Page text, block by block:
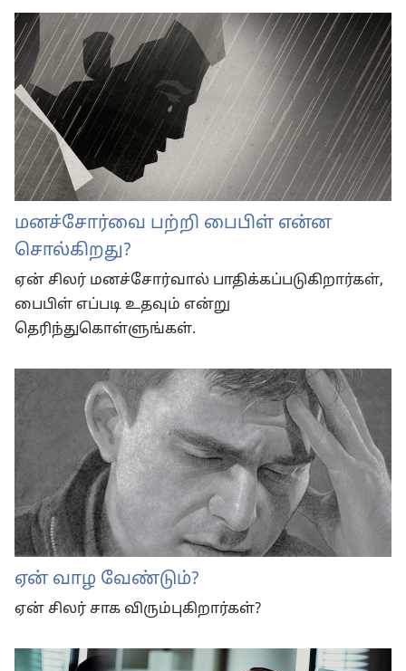
மனச்சோர்வை பற்றி பைபிள் என்ன
சொல்கிறது?
ஏன் சிலர் மனச்சோர்வால் பாதிக்கப்படுகிறார்கள்,
பைபிள் எப்படி உதவும் என்று
தெரிந்துகொள்ளுங்கள்.
ஏன் வாழ வேண்டும்?
ஏன் சிலர் சாக விரும்புகிறார்கள்?